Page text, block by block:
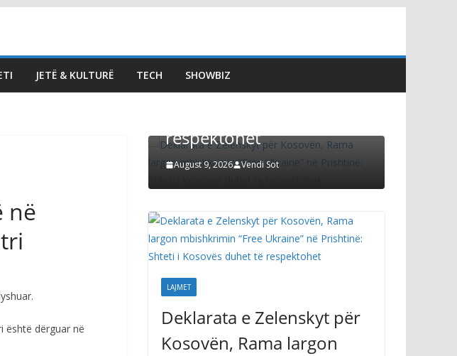
JETË & KULTURË TECH SHOWBIZ
në
është dërguar në
Kurti
Kryesuesi e
Kosovën, Rama largon
mbishkrimin “Free
Ukraine” në Prishtinë:
respektohet
August 9, 2026 Vendi Sot
LAJMET
Deklarata e Zelenskyt për
Kosovën, Rama largon